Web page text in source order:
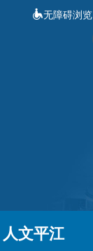
无障碍浏览
人文平江